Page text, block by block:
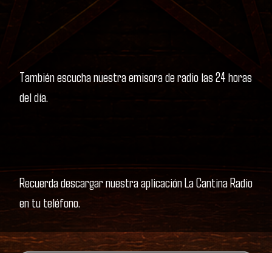
También escucha nuestra emisora de radio las 24 horas
del día.
Recuerda descargar nuestra aplicación La Cantina Radio
en tu teléfono.